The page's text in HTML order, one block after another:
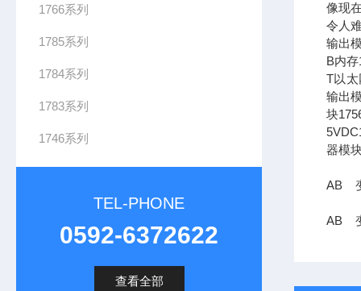
1766系列
1785系列
1784系列
1783系列
1746系列
TEL-PHONE
0592-6372622
查看全部
像现
令人
输出
B内
T以太
输出
块
器模
AB
AB